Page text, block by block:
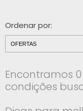
Ordenar por:
Encontramos
condições